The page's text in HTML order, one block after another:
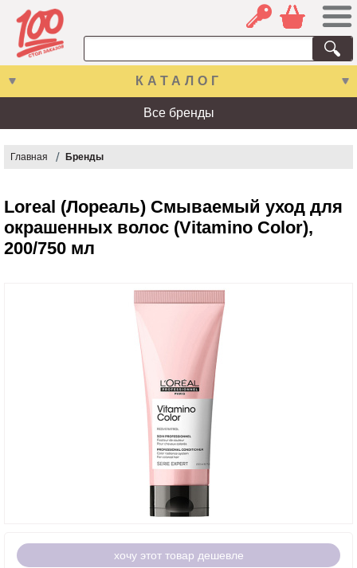
КАТАЛОГ
Все бренды
Главная Бренды
Loreal (Лореаль) Смываемый уход для
окрашенных волос (Vitamino Color),
200/750 мл
хочу этот товар дешевле